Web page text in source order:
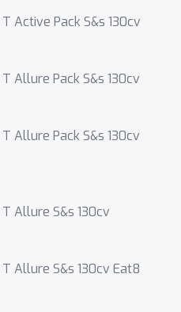
Active Pack S&s 130cv
Allure Pack S&s 130cv
Allure Pack S&s 130cv
Allure S&s 130cv
Allure S&s 130cv Eat8